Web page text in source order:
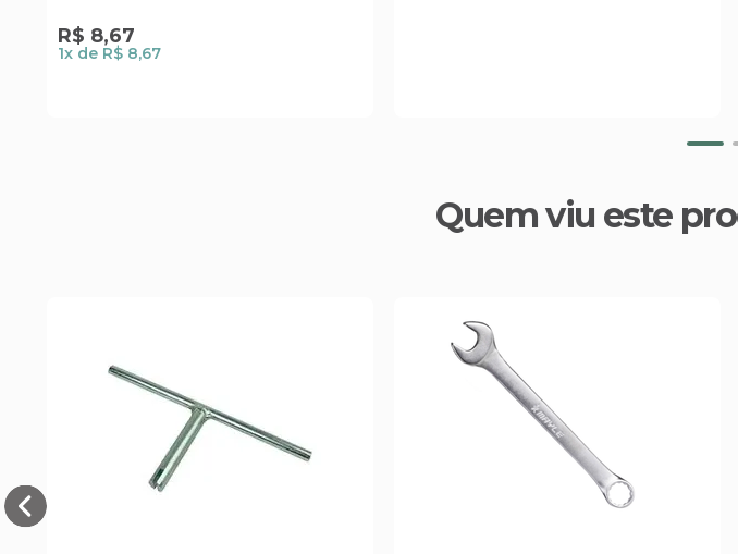
R$ 8,67
1x de R$ 8,67
Quem viu este